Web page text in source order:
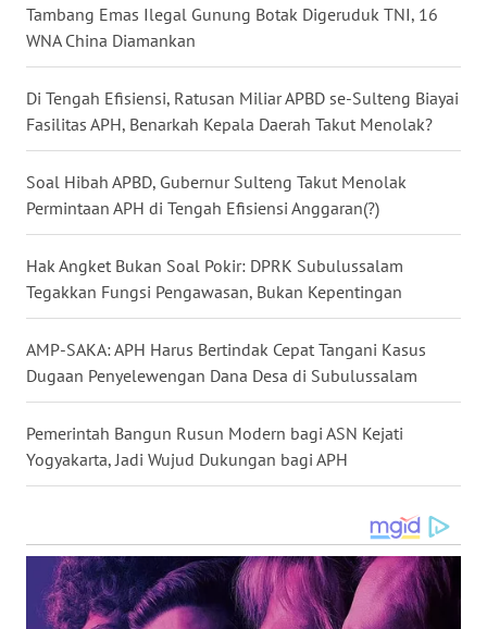
Tambang Emas Ilegal Gunung Botak Digeruduk TNI, 16
WNA China Diamankan
Di Tengah Efisiensi, Ratusan Miliar APBD se-Sulteng Biayai
Fasilitas APH, Benarkah Kepala Daerah Takut Menolak?
Soal Hibah APBD, Gubernur Sulteng Takut Menolak
Permintaan APH di Tengah Efisiensi Anggaran(?)
Hak Angket Bukan Soal Pokir: DPRK Subulussalam
Tegakkan Fungsi Pengawasan, Bukan Kepentingan
AMP-SAKA: APH Harus Bertindak Cepat Tangani Kasus
Dugaan Penyelewengan Dana Desa di Subulussalam
Pemerintah Bangun Rusun Modern bagi ASN Kejati
Yogyakarta, Jadi Wujud Dukungan bagi APH
KALBAR
KALTENG
KALTARA
KALSEL
WN
KALTIM
WN
SULSEL
WN
WN
SULUT